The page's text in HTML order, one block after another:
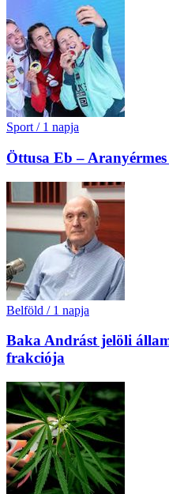
Sport / 1 napja
Öttusa Eb –
Belföld / 1 napja
Baka Andrást jelöli
frakciója